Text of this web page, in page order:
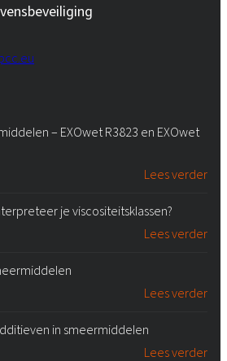
– EXOwet R3823 en EXOwet
Lees verder
je viscositeitsklassen?
Lees verder
Lees verder
in smeermiddelen
Lees verder